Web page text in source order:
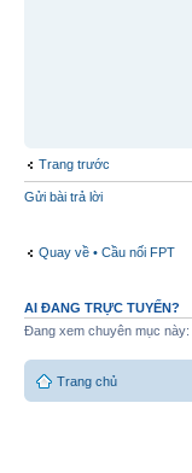
Trang trước
Gửi bài trả lời
Quay về • Cầu nối FPT
AI ĐANG TRỰC TUYẾN?
Đang xem chuyên mục này:
Trang chủ